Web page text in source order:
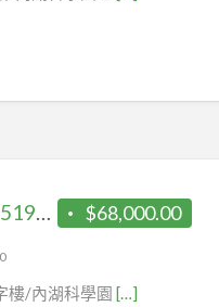
$68,000.00
【台北市內湖區】優質美辦87519898隔間裝潢附OA
樓/內湖科學園 […]